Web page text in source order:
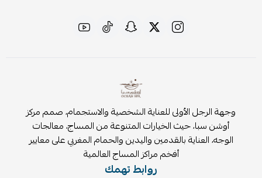
وجهة الرجل الأولى للعناية الشخصية والاستجمام، صمم مركز
أوشن سبا، حيث الخيارات المتنوعة من المساج، معالجات
الوجه، العناية بالقدمين واليدين والحمام المغربي على معايير
أفخم مراكز المساج العالمية
روابط تهمك